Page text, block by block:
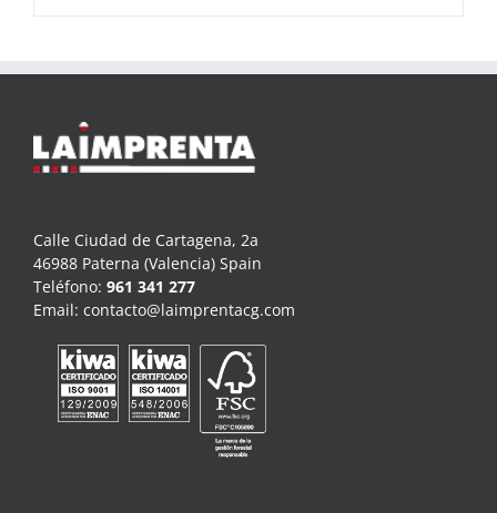
Calle Ciudad de Cartagena, 2a
46988 Paterna (Valencia) Spain
Teléfono: 961 341 277
Email: contacto@laimprentacg.com